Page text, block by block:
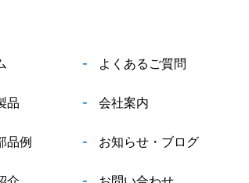
品
品例
- よくあるご質問
- 会社案内
- お知らせ・ブログ